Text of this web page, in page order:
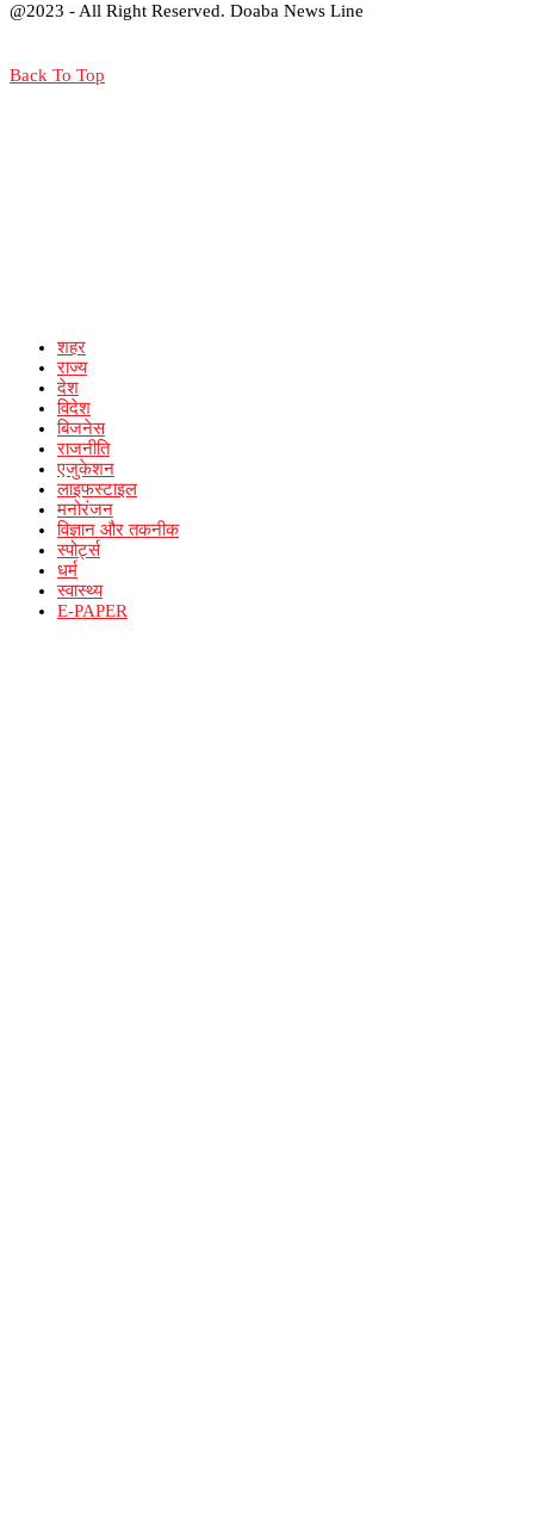
@2023 - All Right Reserved. Doaba News Line
Back To Top
शहर
राज्य
देश
विदेश
बिजनेस
राजनीति
एजुकेशन
लाइफस्टाइल
मनोरंजन
विज्ञान और तकनीक
स्पोर्ट्स
धर्म
स्वास्थ्य
E-PAPER